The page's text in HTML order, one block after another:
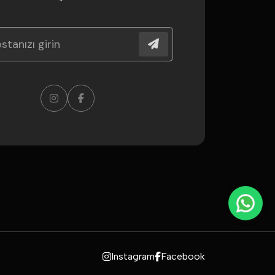
Instagram Facebook